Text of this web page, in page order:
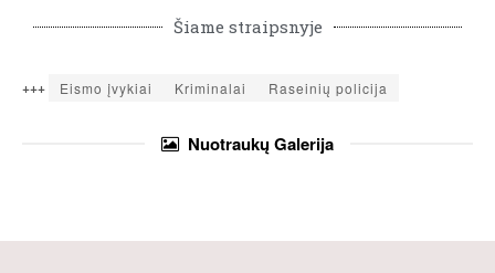
Šiame straipsnyje
+++ Eismo įvykiai Kriminalai Raseinių policija
NuotraukųGalerija